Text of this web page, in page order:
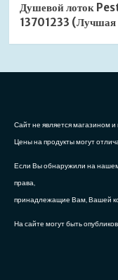
Душевой лоток
13701233 (Лучшая
Сайт не является магазином
Цены на продукты могут
Если Вы обнаружили на
права,
принадлежащие Вам, Вашей
На сайте могут быть